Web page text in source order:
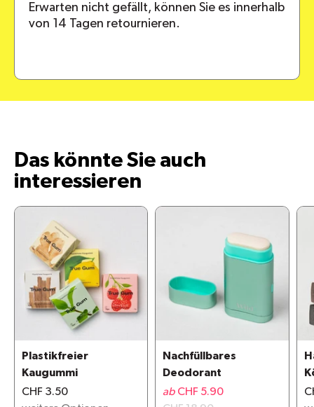
Erwarten nicht gefällt, können Sie es innerhalb
von 14 Tagen retournieren.
Das könnte Sie auch
interessieren
Plastikfreier
Kaugummi
CHF 3.50
Nachfüllbares
Deodorant
ab CHF 5.90